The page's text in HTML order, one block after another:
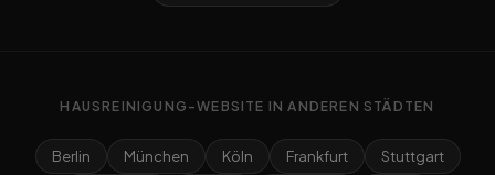
HAUSREINIGUNG-WEBSITE IN ANDEREN STÄDTEN
Berlin München Köln Frankfurt
Stuttgart